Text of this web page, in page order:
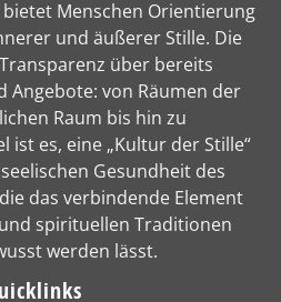
Menschen Orientierung
und äußerer Stille. Die
über bereits
Angebote: von Räumen der
Raum bis hin zu
ist es, eine „Kultur der Stille“
Gesundheit des
das verbindende Element
spirituellen Traditionen
werden lässt.